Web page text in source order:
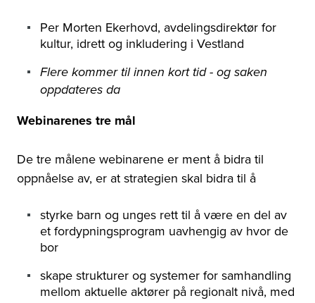
Per Morten Ekerhovd, avdelingsdirektør for
kultur, idrett og inkludering i Vestland
Flere kommer til innen kort tid - og saken
oppdateres da
Webinarenes tre mål
De tre målene webinarene er ment å bidra til
oppnåelse av, er at strategien skal bidra til å
styrke barn og unges rett til å være en del av
et fordypningsprogram uavhengig av hvor de
bor
skape strukturer og systemer for samhandling
mellom aktuelle aktører på regionalt nivå, med